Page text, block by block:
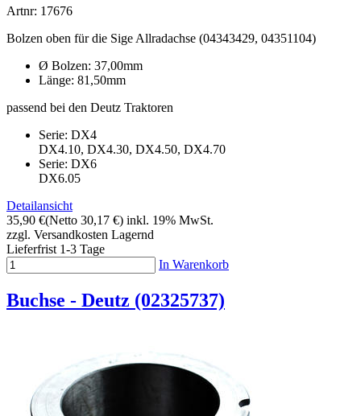
Artnr: 17676
Bolzen oben für die Sige Allradachse (04343429, 04351104)
Ø Bolzen: 37,00mm
Länge: 81,50mm
passend bei den Deutz Traktoren
Serie: DX4
DX4.10, DX4.30, DX4.50, DX4.70
Serie: DX6
DX6.05
Detailansicht
35,90 €(Netto 30,17 €) inkl. 19% MwSt.
zzgl. Versandkosten Lagernd
Lieferfrist 1-3 Tage
In Warenkorb
Buchse - Deutz (02325737)